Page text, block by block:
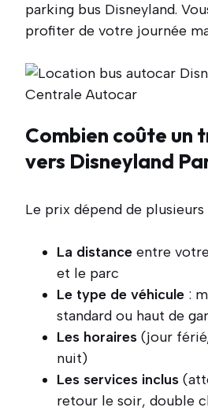
parking bus Disneyland.
profiter de votre journée
Combien coûte un
vers Disneyland
Le prix dépend de
La distance entre
et le parc
Le type de véhicule :
standard ou haut de
Les horaires (jour
nuit)
Les services inclus
retour le soir, double